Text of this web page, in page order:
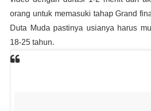
orang untuk memasuki tahap Grand
Duta Muda pastinya usianya harus
18-25 tahun.